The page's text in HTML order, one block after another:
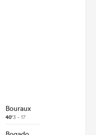
Bouraux
40'3 - 17